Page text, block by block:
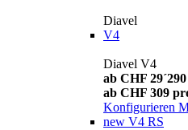
Diavel
V4
Diavel V4
ab CHF 29´290
ab CHF 309
Konfigurieren
new V4 RS